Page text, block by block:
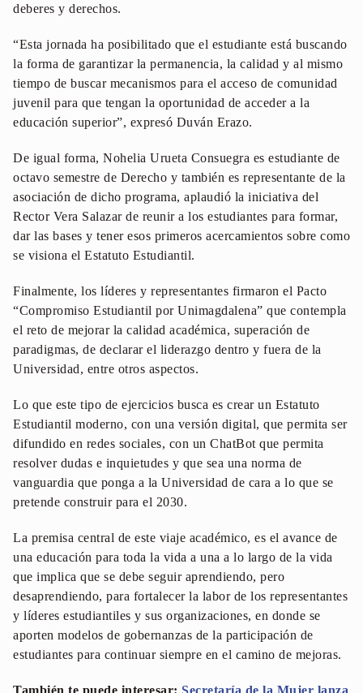
deberes y derechos.
“Esta jornada ha posibilitado que el estudiante está buscando
la forma de garantizar la permanencia, la calidad y al mismo
tiempo de buscar mecanismos para el acceso de comunidad
juvenil para que tengan la oportunidad de acceder a la
educación superior”, expresó Duván Erazo.
De igual forma, Nohelia Urueta Consuegra es estudiante de
octavo semestre de Derecho y también es representante de la
asociación de dicho programa, aplaudió la iniciativa del
Rector Vera Salazar de reunir a los estudiantes para formar,
dar las bases y tener esos primeros acercamientos sobre como
se visiona el Estatuto Estudiantil.
Finalmente, los líderes y representantes firmaron el Pacto
“Compromiso Estudiantil por Unimagdalena” que contempla
el reto de mejorar la calidad académica, superación de
paradigmas, de declarar el liderazgo dentro y fuera de la
Universidad, entre otros aspectos.
Lo que este tipo de ejercicios busca es crear un Estatuto
Estudiantil moderno, con una versión digital, que permita ser
difundido en redes sociales, con un ChatBot que permita
resolver dudas e inquietudes y que sea una norma de
vanguardia que ponga a la Universidad de cara a lo que se
pretende construir para el 2030.
La premisa central de este viaje académico, es el avance de
una educación para toda la vida a una a lo largo de la vida
que implica que se debe seguir aprendiendo, pero
desaprendiendo, para fortalecer la labor de los representantes
y líderes estudiantiles y sus organizaciones, en donde se
aporten modelos de gobernanzas de la participación de
estudiantes para continuar siempre en el camino de mejoras.
También te puede interesar: Secretaría de la Mujer lanza